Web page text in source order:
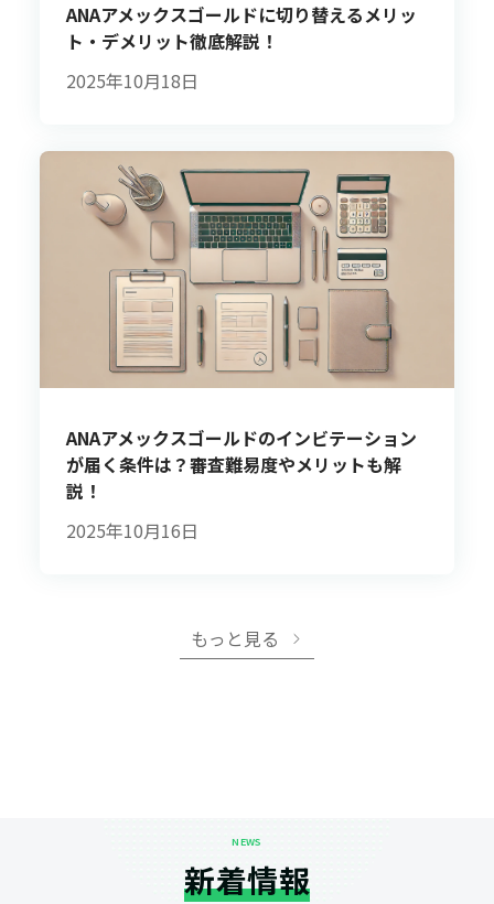
ANAアメックスゴールドに切り替えるメリッ
ト・デメリット徹底解説！
2025年10月18日
ANAアメックスゴールドのインビテーション
が届く条件は？審査難易度やメリットも解
説！
2025年10月16日
もっと見る
NEWS
新着情報